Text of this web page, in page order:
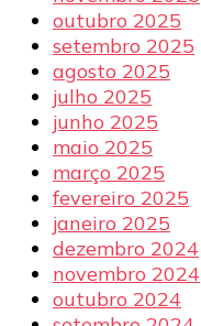
outubro 2025
setembro 2025
agosto 2025
julho 2025
junho 2025
maio 2025
março 2025
fevereiro 2025
janeiro 2025
dezembro 2024
novembro 2024
outubro 2024